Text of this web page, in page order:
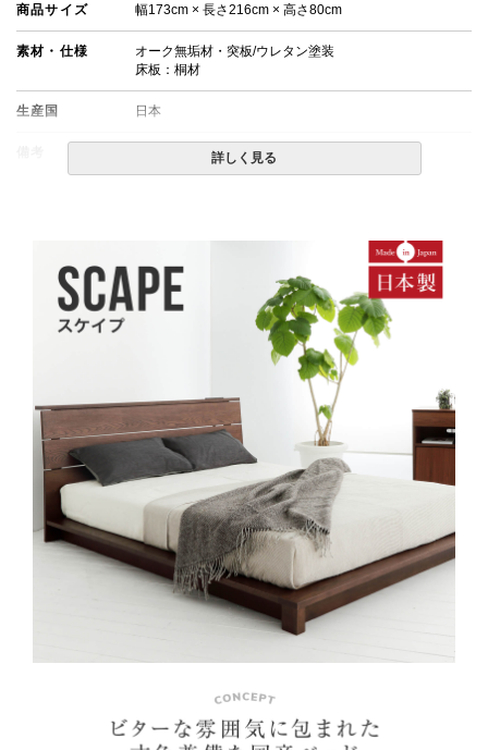
商品サイズ 幅173cm × 長さ216cm × 高さ80cm
素材・仕様
オーク無垢材・突板/ウレタン塗装
床板：桐材
生産国 日本
・組立設置無料！
る場合があります。
詳しく見る